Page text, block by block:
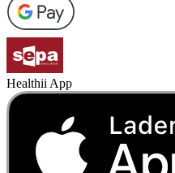
Healthii App